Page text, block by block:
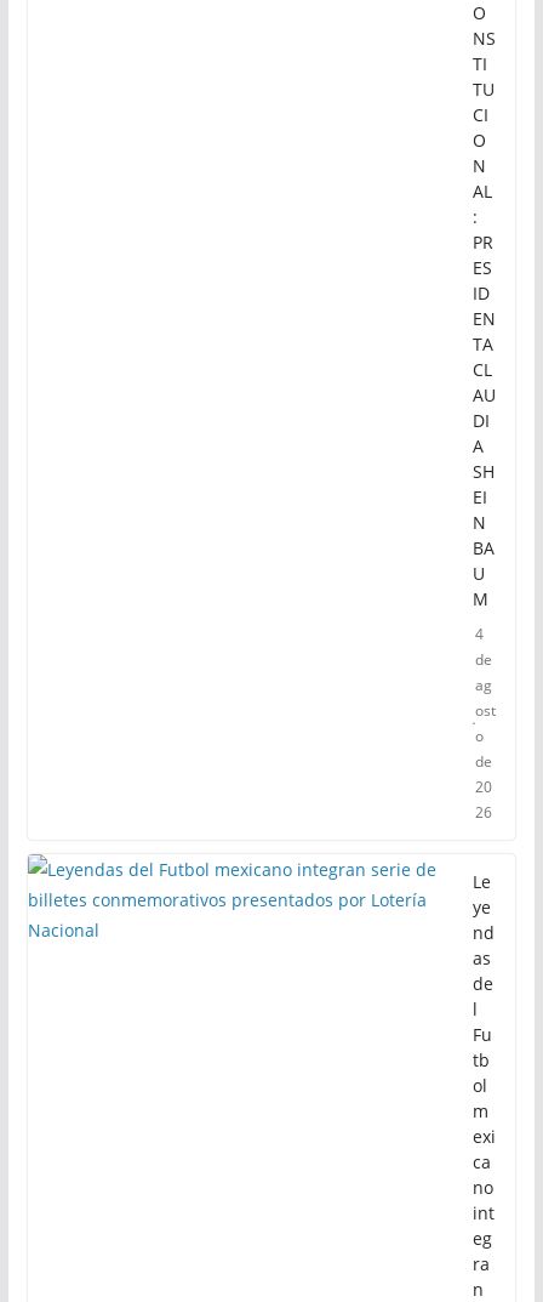
O
NS
TI
TU
CI
O
N
AL
:
PR
ES
ID
EN
TA
CL
AU
DI
A
SH
EI
N
BA
U
M
4
de
ag
ost
o
de
20
26
Le
ye
nd
as
de
l
Fu
tb
ol
m
exi
ca
no
int
eg
ra
n